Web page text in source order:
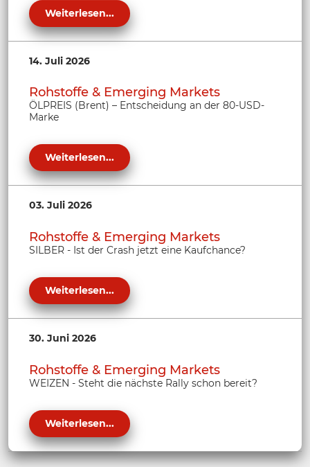
Weiterlesen...
14. Juli 2026
Rohstoffe & Emerging Markets
ÖLPREIS (Brent) – Entscheidung an der 80-USD-
Marke
Weiterlesen...
03. Juli 2026
Rohstoffe & Emerging Markets
SILBER - Ist der Crash jetzt eine Kaufchance?
Weiterlesen...
30. Juni 2026
Rohstoffe & Emerging Markets
WEIZEN - Steht die nächste Rally schon bereit?
Weiterlesen...